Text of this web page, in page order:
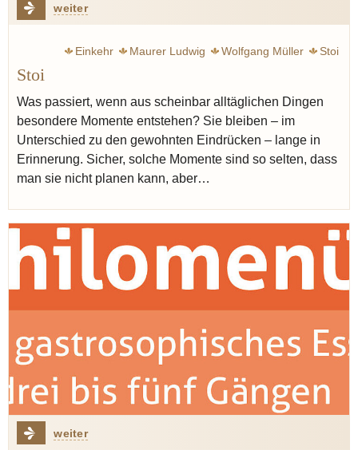
weiter
Einkehr Maurer Ludwig Wolfgang Müller
Stoi
Stoi
Was passiert, wenn aus scheinbar alltäglichen Dingen
besondere Momente entstehen? Sie bleiben – im
Unterschied zu den gewohnten Eindrücken – lange in
Erinnerung. Sicher, solche Momente sind so selten, dass
man sie nicht planen kann, aber…
weiter